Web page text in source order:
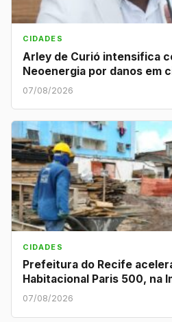
CIDADES
Arley de Curió intensifica
Neoenergia por danos em
07/08/2026
CIDADES
Prefeitura do Recife
Habitacional Paris 500, na
07/08/2026